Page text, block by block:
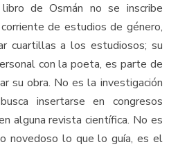
de Osmán no se inscribe
de estudios de género,
cuartillas a los estudiosos; su
con la poeta, es parte de
su obra. No es la investigación
insertarse en congresos
alguna revista científica. No es
novedoso lo que lo guía, es el